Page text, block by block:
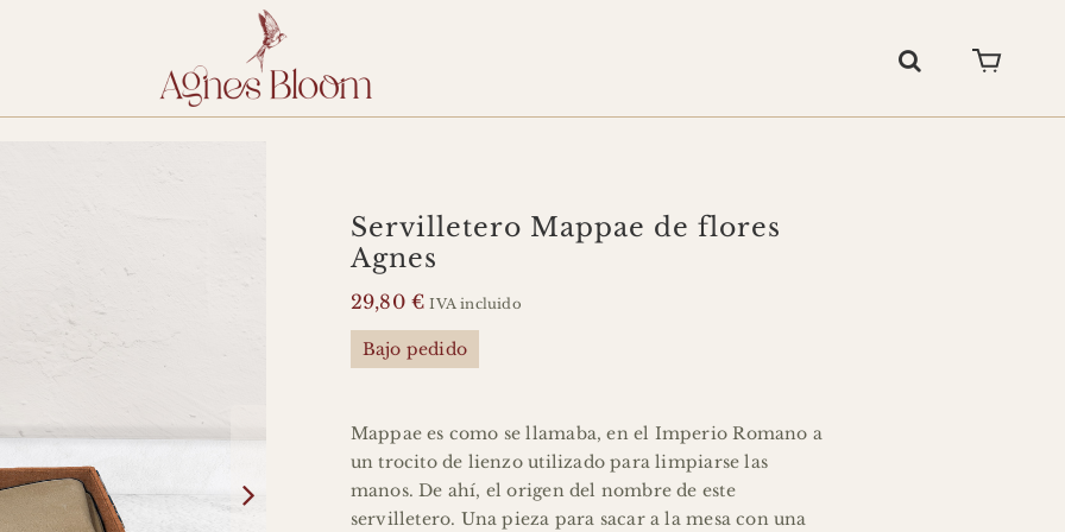
HOME
AGNES
info@agnesbloom.com 644 621 436
INSTAGRAM
FACEBOOK
Servilletero Mappae de flores
Agnes
29,80 € IVA incluido
Bajo pedido
Mappae es como se llamaba, en el Imperio Romano a
un trocito de lienzo utilizado para limpiarse las
manos. De ahí, el origen del nombre de este
servilletero. Una pieza para sacar a la mesa con una